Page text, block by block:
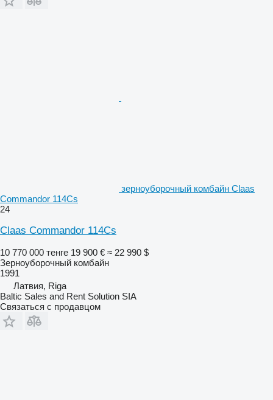
зерноуборочный комбайн Claas
Commandor 114Cs
24
Claas Commandor 114Cs
10 770 000 тенге 19 900 € ≈ 22 990 $
Зерноуборочный комбайн
1991
Латвия, Riga
Baltic Sales and Rent Solution SIA
Связаться с продавцом